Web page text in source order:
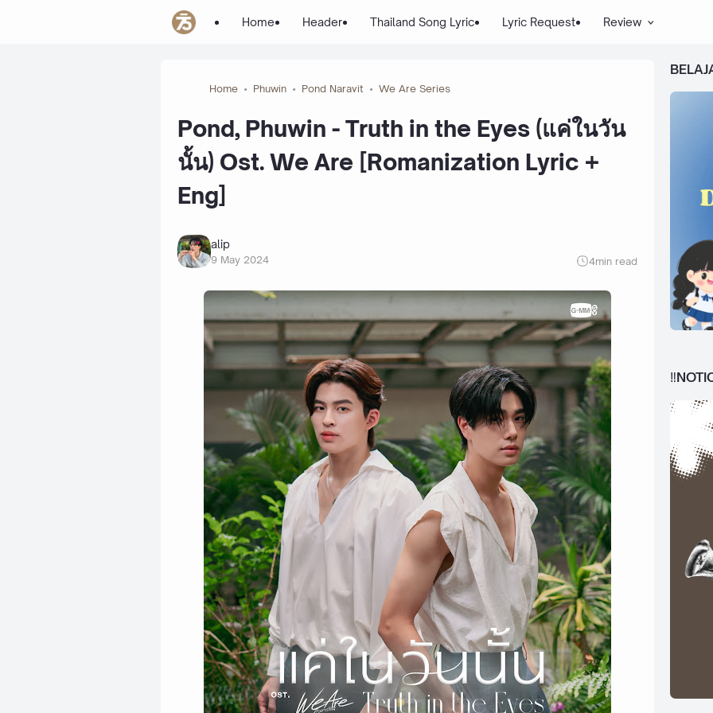
Home Header Thailand Song Lyric Lyric Request Review
Home Phuwin Pond Naravit We Are Series
Pond, Phuwin - Truth in the Eyes (แค่ในวัน
นั้น) Ost. We Are [Romanization Lyric +
Eng]
alip
9 May 2024 4min read